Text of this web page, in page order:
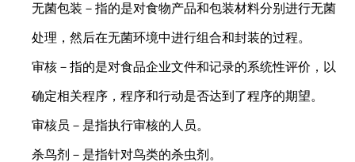
无菌包装－指的是对食物产品和包装材料分别进行无菌
处理，然后在无菌环境中进行组合和封装的过程。
审核－指的是对食品企业文件和记录的系统性评价，以
确定相关程序，程序和行动是否达到了程序的期望。
审核员－是指执行审核的人员。
杀鸟剂－是指针对鸟类的杀虫剂。